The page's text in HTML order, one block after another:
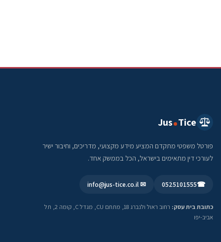
Jus Tice
פורטל משפטי מתקדם המציע מידע מקצועי, מדריכים, וחיבור ישיר
לעורכי דין מתאימים בישראל, הכל בממשק אחד.
☎
0525101555
✉ info@jus-tice.co.il
כתובת בית עסק:
רחוב ראול ולנברג 18, מתחם CU, מגדל C, קומה 2, תל
אביב-יפו